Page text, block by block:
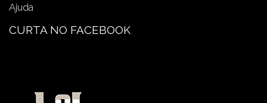
Ajuda
CURTA NO FACEBOOK